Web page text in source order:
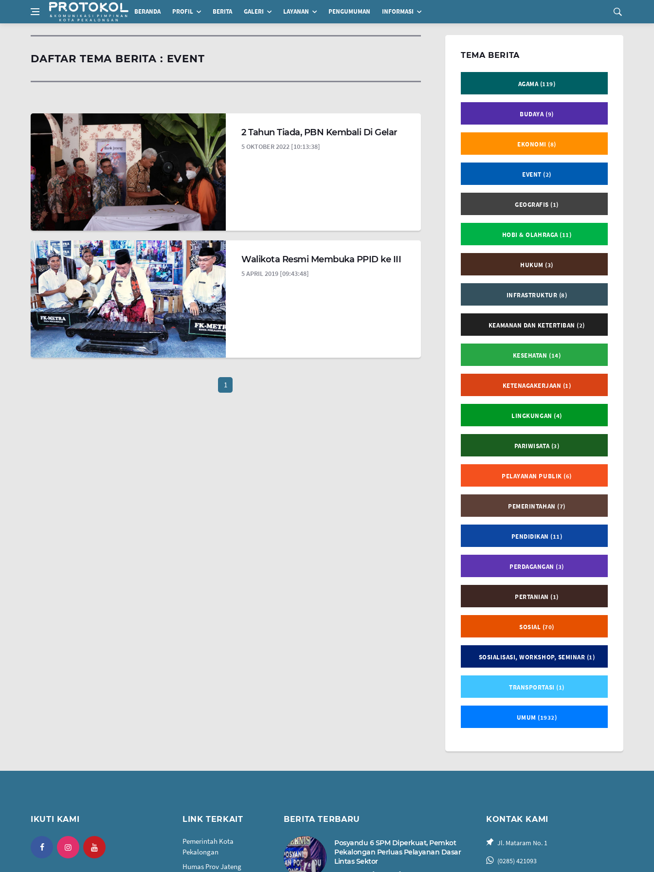
BERANDA PROFIL BERITA GALERI LAYANAN PENGUMUMAN INFORMASI
DAFTAR TEMA BERITA : EVENT
2 Tahun Tiada, PBN Kembali Di Gelar
5 OKTOBER 2022 [10:13:38]
Walikota Resmi Membuka PPID ke III
5 APRIL 2019 [09:43:48]
1
TEMA BERITA
AGAMA (119)
BUDAYA (9)
EKONOMI (8)
EVENT (2)
GEOGRAFIS (1)
HOBI & OLAHRAGA (11)
HUKUM (3)
INFRASTRUKTUR (8)
KEAMANAN DAN KETERTIBAN (2)
KESEHATAN (14)
KETENAGAKERJAAN (1)
LINGKUNGAN (4)
PARIWISATA (3)
PELAYANAN PUBLIK (6)
PEMERINTAHAN (7)
PENDIDIKAN (11)
PERDAGANGAN (3)
PERTANIAN (1)
SOSIAL (70)
SOSIALISASI, WORKSHOP, SEMINAR (1)
TRANSPORTASI (1)
UMUM (1932)
IKUTI KAMI LINK TERKAIT
Pemerintah Kota
Pekalongan
Humas Prov Jateng
BERITA TERBARU
Posyandu 6 SPM Diperkuat, Pemkot
Pekalongan Perluas Pelayanan Dasar
Lintas Sektor
KONTAK KAMI
Jl. Mataram No. 1
(0285) 421093